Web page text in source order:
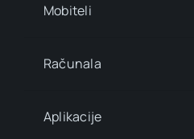
Mobiteli
Računala
Aplikacije